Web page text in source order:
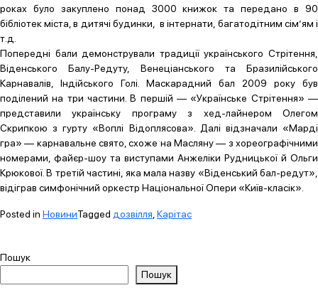
роках було закуплено понад 3000 книжок та передано в 90
бібліотек міста, в дитячі будинки, в інтернати, багатодітним сім’ям і
т.д.
Попередні бали демонстрували традиції українського Стрітення,
Віденського Балу-Редуту, Венеціанського та Бразилійського
Карнавалів, Індійського Голі. Маскарадний бал 2009 року був
поділений на три частини. В першій — «Українське Стрітення» —
представили українську програму з хед-лайнером Олегом
Скрипкою з гурту «Воплі Відоплясова». Далі відзначали «Марді
гра» — карнавальне свято, схоже на Масляну — з хореографічними
номерами, файєр-шоу та виступами Анжеліки Рудницької й Ольги
Крюкової. В третій частині, яка мала назву «Віденський бал-редут»,
відіграв симфонічний оркестр Національної Опери «Київ-класік».
Posted in НовиниTagged дозвілля Карітас
Пошук
Пошук